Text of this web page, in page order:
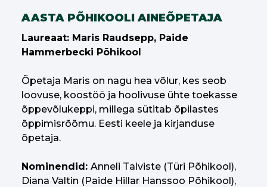
AASTA PÕHIKOOLI AINEÕPETAJA
Laureaat: Maris Raudsepp, Paide
Hammerbecki Põhikool
Õpetaja Maris on nagu hea võlur, kes seob
loovuse, koostöö ja hoolivuse ühte toekasse
õppevõlukeppi, millega sütitab õpilastes
õppimisrõõmu. Eesti keele ja kirjanduse
õpetaja.
Nominendid: Anneli Talviste (Türi Põhikool),
Diana Valtin (Paide Hillar Hanssoo Põhikool),